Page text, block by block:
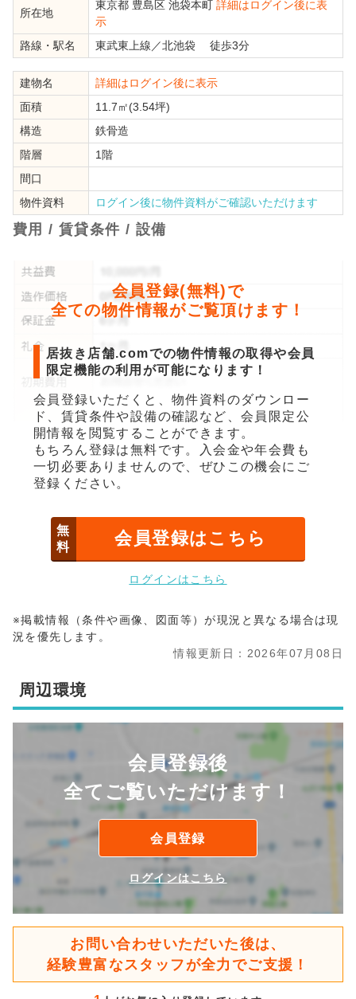
所在地
東京都 豊島区 池袋本町 詳細はログイン後に表
示
路線・駅名
東武東上線 ／北池袋 徒歩3分
建物名
詳細はログイン後に表示
面積
11.7㎡(3.54坪)
構造
鉄骨造
階層
1階
間口
物件資料
ログイン後に物件資料がご確認いただけます
費用 / 賃貸条件 / 設備
会員登録(無料)で
全ての物件情報がご覧頂けます！
居抜き店舗.comでの物件情報の取得や会員
限定機能の利用が可能になります！
会員登録いただくと、物件資料のダウンロー
ド、賃貸条件や設備の確認など、会員限定公
開情報を閲覧することができます。
もちろん登録は無料です。入会金や年会費も
一切必要ありませんので、ぜひこの機会にご
登録ください。
無
料
会員登録はこちら
ログインはこちら
※掲載情報（条件や画像、図面等）が現況と異なる場合は現
況を優先します。
情報更新日：2026年07月08日
周辺環境
会員登録後
全てご覧いただけます！
会員登録
ログインはこちら
お問い合わせいただいた後は、
経験豊富なスタッフが全力でご支援！